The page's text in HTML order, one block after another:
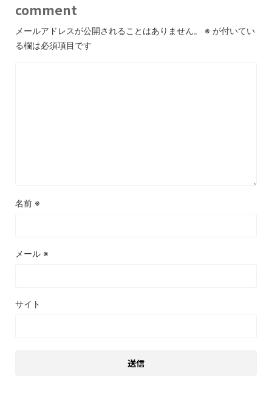
comment
メールアドレスが公開されることはありません。 ※ が付いてい
る欄は必須項目です
名前 ※
メール ※
サイト